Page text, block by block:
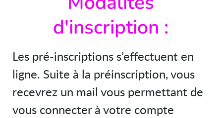
d'inscription :
Les pré-inscriptions s’effectuent en
ligne. Suite à la préinscription, vous
recevrez un mail vous permettant de
vous connecter à votre compte